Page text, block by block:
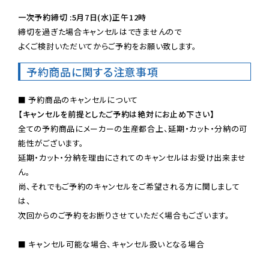
一次予約締切 :5月7日(水)正午12時
締切を過ぎた場合キャンセルはできませんので
よくご検討いただいてからご予約をお願い致します。
予約商品に関する注意事項
【キャンセルを前提としたご予約は絶対にお止め下さい】
全ての予約商品にメーカーの生産都合上、延期・カット・分納の可
能性がございます。
延期・カット・分納を理由にされてのキャンセルはお受け出来ませ
ん。
尚、それでもご予約のキャンセルをご希望される方に関しまして
は、
次回からのご予約をお断りさせていただく場合もございます。
■ キャンセル可能な場合、キャンセル扱いとなる場合